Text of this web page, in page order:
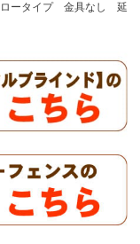
ロータイプ 金具なし 延